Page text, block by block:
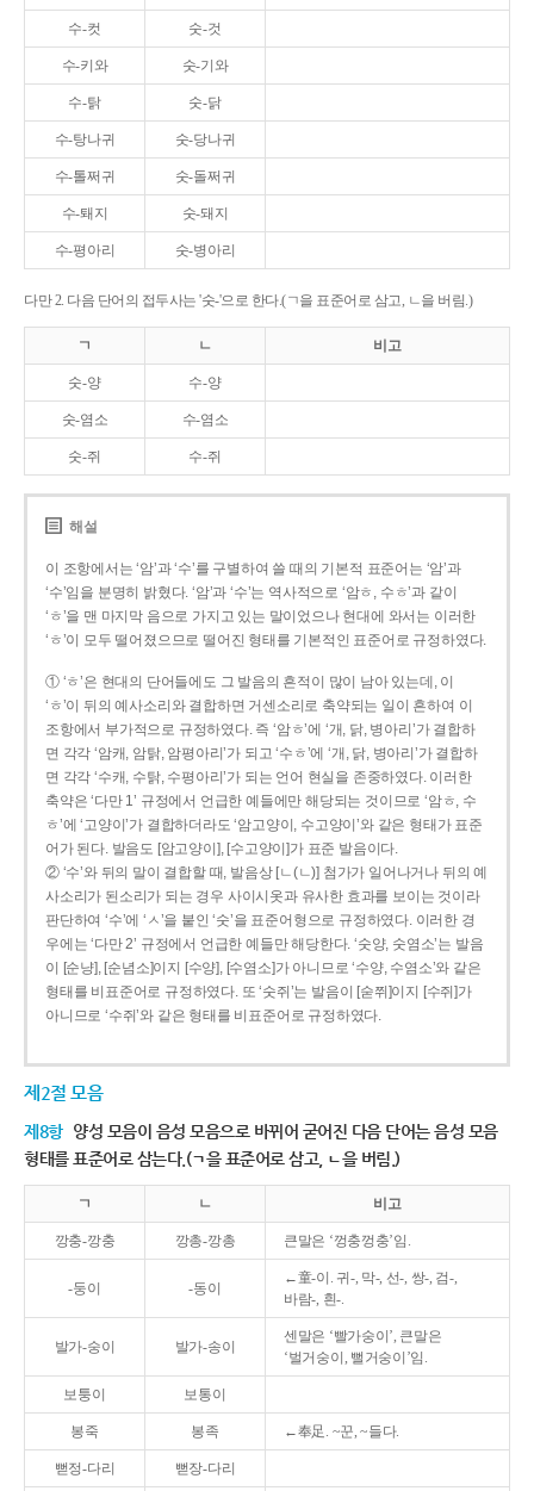
수-컷 숫-것
수-키와 숫-기와
수-탉 숫-닭
수-탕나귀 숫-당나귀
수-톨쩌귀 숫-돌쩌귀
수-퇘지 숫-돼지
수-평아리 숫-병아리
다만 2. 다음 단어의 접두사는 '숫-'으로 한다.(ㄱ을 표준어로 삼고, ㄴ을 버림.)
ㄱ ㄴ 비고
숫-양 수-양
숫-염소 수-염소
숫-쥐 수-쥐
해설
이 조항에서는 ‘암’과 ‘수’를 구별하여 쓸 때의 기본적 표준어는 ‘암’과
‘수’임을 분명히 밝혔다. ‘암’과 ‘수’는 역사적으로 ‘암ㅎ, 수ㅎ’과 같이
‘ㅎ’을 맨 마지막 음으로 가지고 있는 말이었으나 현대에 와서는 이러한
‘ㅎ’이 모두 떨어졌으므로 떨어진 형태를 기본적인 표준어로 규정하였다.
① ‘ㅎ’은 현대의 단어들에도 그 발음의 흔적이 많이 남아 있는데, 이
‘ㅎ’이 뒤의 예사소리와 결합하면 거센소리로 축약되는 일이 흔하여 이
조항에서 부가적으로 규정하였다. 즉 ‘암ㅎ’에 ‘개, 닭, 병아리’가 결합하
면 각각 ‘암캐, 암탉, 암평아리’가 되고 ‘수ㅎ’에 ‘개, 닭, 병아리’가 결합하
면 각각 ‘수캐, 수탉, 수평아리’가 되는 언어 현실을 존중하였다. 이러한
축약은 ‘다만 1’ 규정에서 언급한 예들에만 해당되는 것이므로 ‘암ㅎ, 수
ㅎ’에 ‘고양이’가 결합하더라도 ‘암고양이, 수고양이’와 같은 형태가 표준
어가 된다. 발음도 [암고양이], [수고양이]가 표준 발음이다.
② ‘수’와 뒤의 말이 결합할 때, 발음상 [ㄴ(ㄴ)] 첨가가 일어나거나 뒤의 예
사소리가 된소리가 되는 경우 사이시옷과 유사한 효과를 보이는 것이라
판단하여 ‘수’에 ‘ㅅ’을 붙인 ‘숫’을 표준어형으로 규정하였다. 이러한 경
우에는 ‘다만 2’ 규정에서 언급한 예들만 해당한다. ‘숫양, 숫염소’는 발음
이 [순냥], [순념소]이지 [수양], [수염소]가 아니므로 ‘수양, 수염소’와 같은
형태를 비표준어로 규정하였다. 또 ‘숫쥐’는 발음이 [숟쮜]이지 [수쥐]가
아니므로 ‘수쥐’와 같은 형태를 비표준어로 규정하였다.
제2절 모음
제8항 양성 모음이 음성 모음으로 바뀌어 굳어진 다음 단어는 음성 모음
형태를 표준어로 삼는다.(ㄱ을 표준어로 삼고, ㄴ을 버림.)
ㄱ ㄴ 비고
깡충-깡충 깡총-깡총 큰말은 ‘껑충껑충’임.
-둥이 -동이
←童-이. 귀-, 막-, 선-, 쌍-, 검-,
바람-, 흰-.
발가-숭이 발가-송이
센말은 ‘빨가숭이’, 큰말은
‘벌거숭이, 뻘거숭이’임.
보퉁이 보통이
봉죽 봉족 ←奉足. ~꾼, ~들다.
뻗정-다리 뻗장-다리